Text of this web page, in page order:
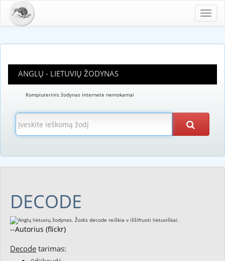
ANGLŲ - LIETUVIŲ ŽODYNAS
Kompiuterinis žodynas internete nemokamai
DECODE
--Autorius (flickr)
Decode tarimas: